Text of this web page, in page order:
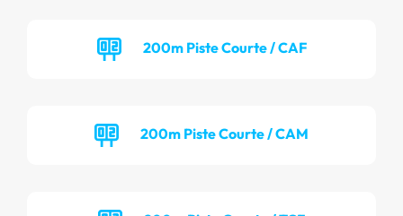
200m Piste Courte / CAF
200m Piste Courte / CAM